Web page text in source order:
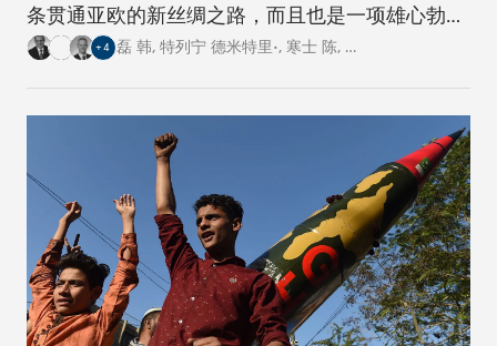
条贯通亚欧的新丝绸之路，而且也是一项雄心勃勃
的跨国基础设施建设工程。对此，卡内基四个研究
+4 磊 韩, 特列宁 德米特里•, 寒士 陈, …